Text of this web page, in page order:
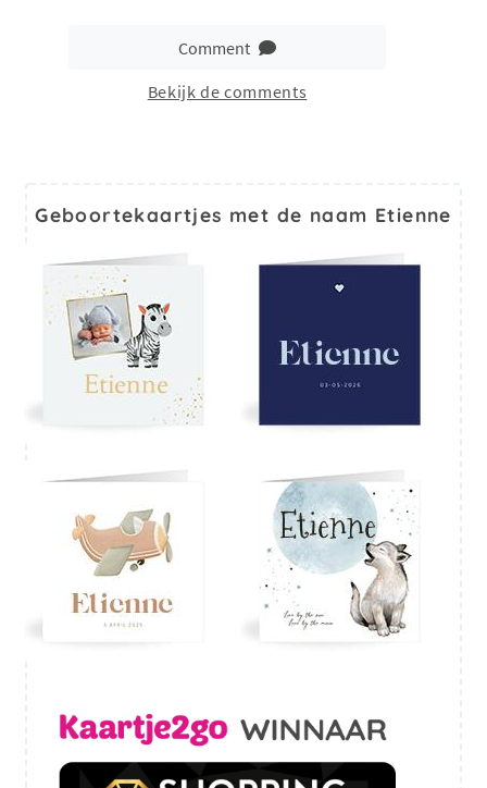
Comment
Bekijk de comments
Geboortekaartjes met de naam Etienne